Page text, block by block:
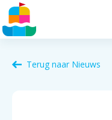
Terug naar Nieuws